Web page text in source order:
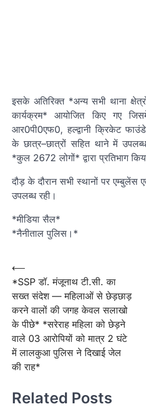
इसके अतिरिक्त *अन्य सभी थाना
कार्यक्रम* आयोजित किए गए
आर0पी0एफ0, हल्द्वानी क्रिकेट
के छात्र–छात्रों सहित थाने में उपलब्ध
*कुल 2672 लोगों* द्वारा प्रतिभाग
दौड़ के दौरान सभी स्थानों पर एम्बुलेंस
उपलब्ध रही।
*मीडिया सैल*
*नैनीताल पुलिस।*
Post
navigation
⟵
*SSP डॉ. मंजूनाथ टी.सी. का
सख्त संदेश — महिलाओं से छेड़छाड़
करने वालों की जगह केवल सलाखो
के पीछे* *सरेराह महिला को छेड़ने
वाले 03 आरोपियों को मात्र 2 घंटे
में लालकुआ पुलिस ने दिखाई जेल
की राह*
Related Posts